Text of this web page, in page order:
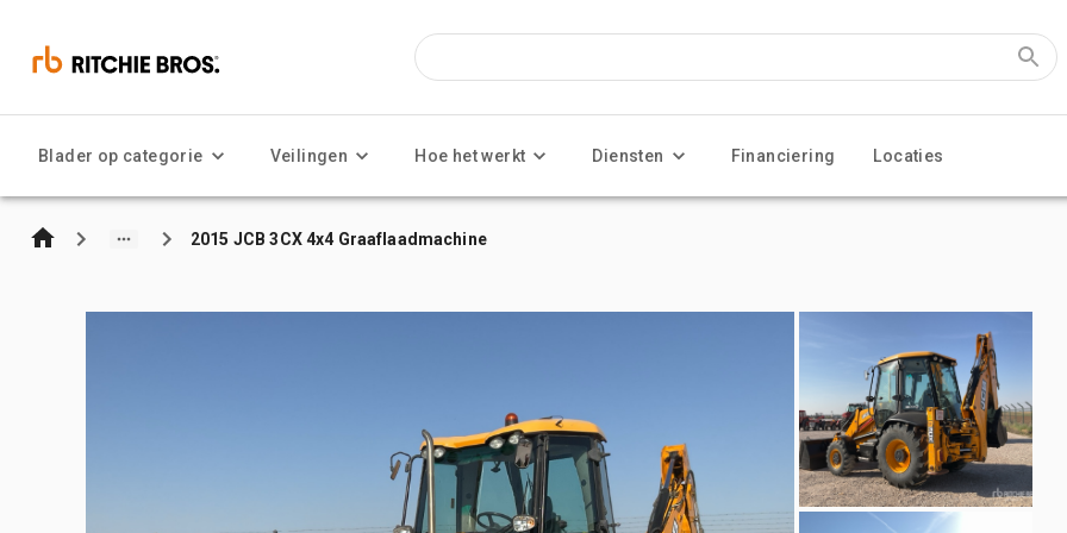
Blader op categorie Veilingen Hoe het werkt Diensten Financiering Locaties
2015 JCB 3CX 4x4 Graaflaadmachine